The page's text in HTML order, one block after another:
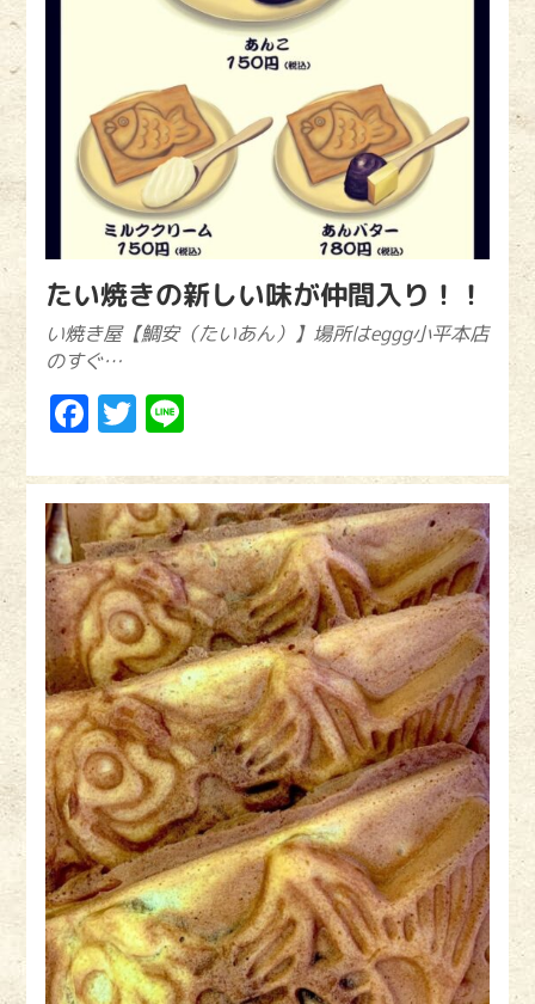
たい焼きの新しい味が仲間入り！！
い焼き屋【鯛安（たいあん）】場所はeggg小平本店
のすぐ…
Facebook
Twitter